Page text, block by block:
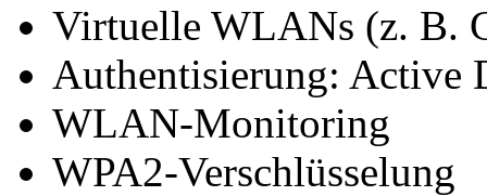
Virtuelle WLANs (z. B.
Authentisierung: Active
WLAN-Monitoring
WPA2-Verschlüsselung